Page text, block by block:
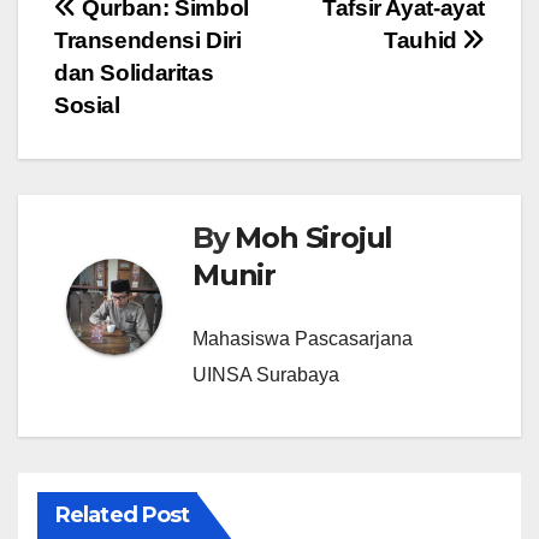
Post
navigation
Tafsir Ayat-ayat
Tauhid
Qurban: Simbol
Transendensi Diri
dan Solidaritas
Sosial
ByMoh Sirojul
Munir
Mahasiswa Pascasarjana
UINSA Surabaya
Related Post